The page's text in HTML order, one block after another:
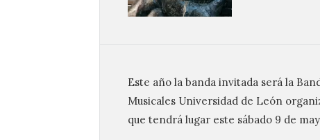
Este año la banda invitada será la
Musicales Universidad de León
que tendrá lugar este sábado 9 de